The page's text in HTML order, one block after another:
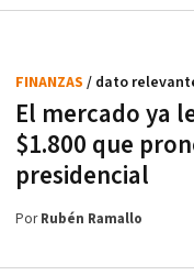
El mercado ya
$1.800 que
presidencial
FINANZAS / dato
PorRubén Ramallo